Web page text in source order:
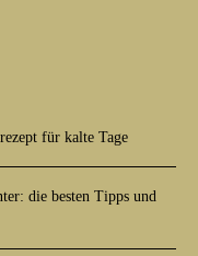
für kalte Tage
die besten Tipps und